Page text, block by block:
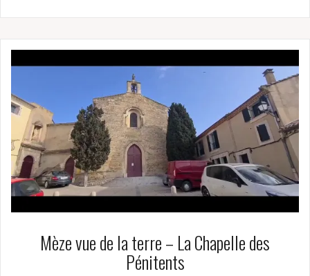
Mèze vue de la terre – La Chapelle des
Pénitents